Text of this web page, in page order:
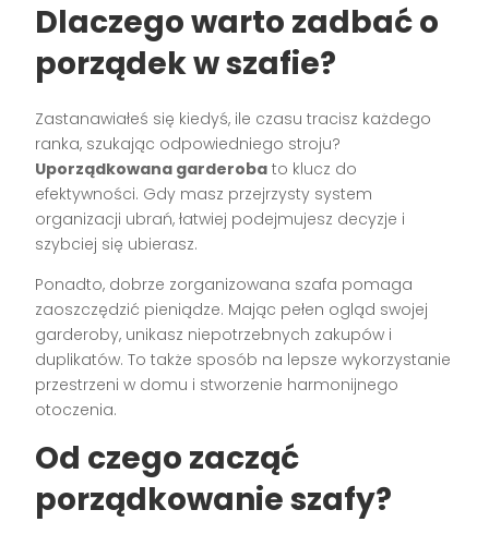
Dlaczego warto zadbać o
porządek w szafie?
Zastanawiałeś się kiedyś, ile czasu tracisz każdego
ranka, szukając odpowiedniego stroju?
Uporządkowana garderoba to klucz do
efektywności. Gdy masz przejrzysty system
organizacji ubrań, łatwiej podejmujesz decyzje i
szybciej się ubierasz.
Ponadto, dobrze zorganizowana szafa pomaga
zaoszczędzić pieniądze. Mając pełen ogląd swojej
garderoby, unikasz niepotrzebnych zakupów i
duplikatów. To także sposób na lepsze wykorzystanie
przestrzeni w domu i stworzenie harmonijnego
otoczenia.
Od czego zacząć
porządkowanie szafy?